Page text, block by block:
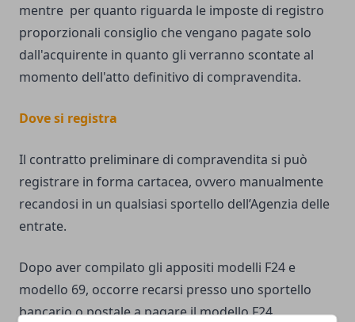
mentre per quanto riguarda le imposte di registro
proporzionali consiglio che vengano pagate solo
dall'acquirente in quanto gli verranno scontate al
momento dell'atto definitivo di compravendita.
Dove si registra
Il contratto preliminare di compravendita si può
registrare in forma cartacea, ovvero manualmente
recandosi in un qualsiasi sportello dell’Agenzia delle
entrate.
Dopo aver compilato gli appositi modelli F24 e
modello 69, occorre recarsi presso uno sportello
bancario o postale a pagare il modello F24.